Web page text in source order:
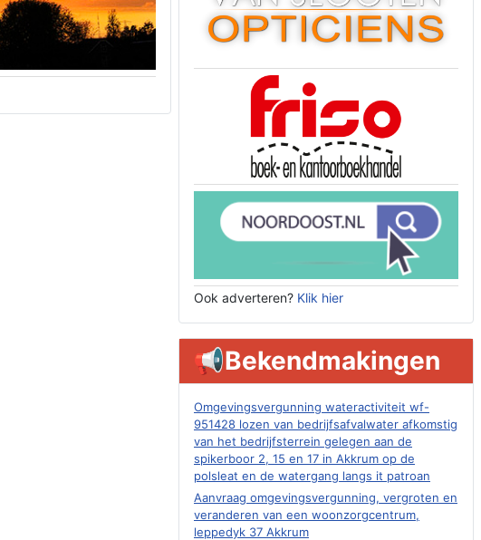
Ook adverteren? Klik hier
📢Bekendmakingen
Omgevingsvergunning wateractiviteit wf-
951428 lozen van bedrijfsafvalwater afkomstig
van het bedrijfsterrein gelegen aan de
spikerboor 2, 15 en 17 in Akkrum op de
polsleat en de watergang langs it patroan
Aanvraag omgevingsvergunning, vergroten en
veranderen van een woonzorgcentrum,
leppedyk 37 Akkrum